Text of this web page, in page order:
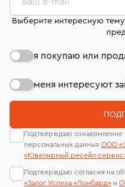
Выберите интересную
я покупаю или
меня интересуют
Подтверждаю ознакомление
персональных данных ООО
«Ювелирный ресейл-
Подтверждаю согласия на
«Залог Успеха «Ломбард» и